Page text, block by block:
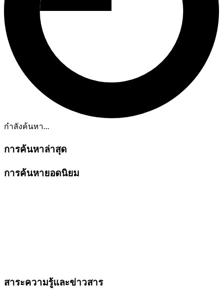
กำลังค้นหา...
การค้นหาล่าสุด
การค้นหายอดนิยม
สาระความรู้และข่าวสาร